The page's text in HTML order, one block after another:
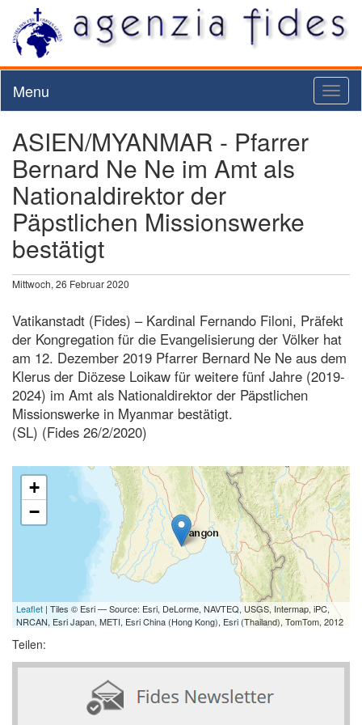
Menu
ASIEN/MYANMAR - Pfarrer
Bernard Ne Ne im Amt als
Nationaldirektor der
Päpstlichen Missionswerke
bestätigt
Mittwoch, 26 Februar 2020
Vatikanstadt (Fides) – Kardinal Fernando Filoni, Präfekt
der Kongregation für die Evangelisierung der Völker hat
am 12. Dezember 2019 Pfarrer Bernard Ne Ne aus dem
Klerus der Diözese Loikaw für weitere fünf Jahre (2019-
2024) im Amt als Nationaldirektor der Päpstlichen
Missionswerke in Myanmar bestätigt.
(SL) (Fides 26/2/2020)
+
−
Leaflet | Tiles © Esri — Source: Esri, DeLorme, NAVTEQ, USGS, Intermap, iPC,
NRCAN, Esri Japan, METI, Esri China (Hong Kong), Esri (Thailand), TomTom, 2012
Teilen: